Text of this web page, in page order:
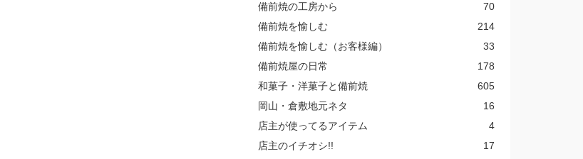
備前焼の工房から
70
備前焼を愉しむ
214
備前焼を愉しむ（お客様編）
33
備前焼屋の日常
178
和菓子・洋菓子と備前焼
605
岡山・倉敷地元ネタ
16
店主が使ってるアイテム
4
店主のイチオシ!!
17